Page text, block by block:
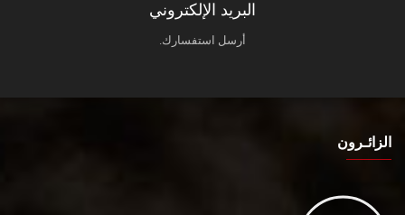
البريد الإلكتروني
أرسل استفسارك.
الزائـرون